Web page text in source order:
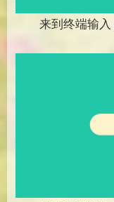
来到终端输入